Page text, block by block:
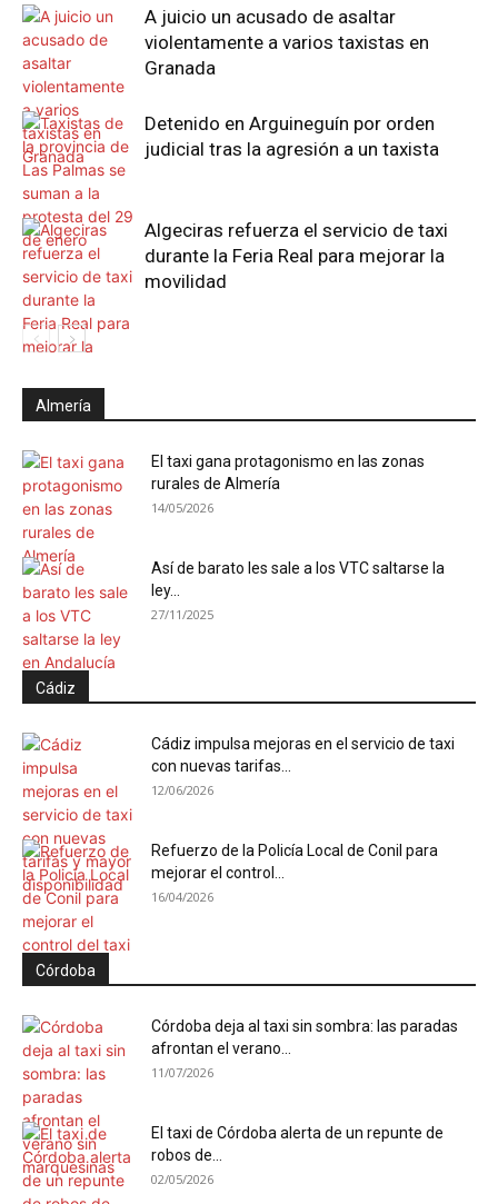
A juicio un acusado de asaltar
violentamente a varios taxistas en
Granada
Detenido en Arguineguín por orden
judicial tras la agresión a un taxista
Algeciras refuerza el servicio de taxi
durante la Feria Real para mejorar la
movilidad
Almería
El taxi gana protagonismo en las zonas
rurales de Almería
14/05/2026
Así de barato les sale a los VTC saltarse la
ley...
27/11/2025
Cádiz
Cádiz impulsa mejoras en el servicio de taxi
con nuevas tarifas...
12/06/2026
Refuerzo de la Policía Local de Conil para
mejorar el control...
16/04/2026
Córdoba
Córdoba deja al taxi sin sombra: las paradas
afrontan el verano...
11/07/2026
El taxi de Córdoba alerta de un repunte de
robos de...
02/05/2026